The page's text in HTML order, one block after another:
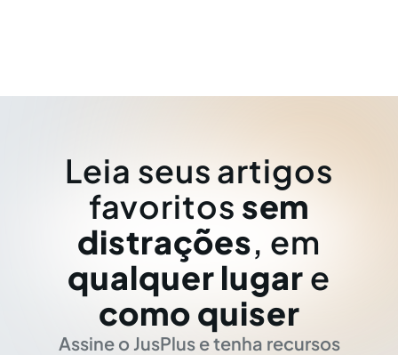
Leia seus artigos
favoritos sem
distrações, em
qualquer lugar e
como quiser
Assine o JusPlus e tenha recursos